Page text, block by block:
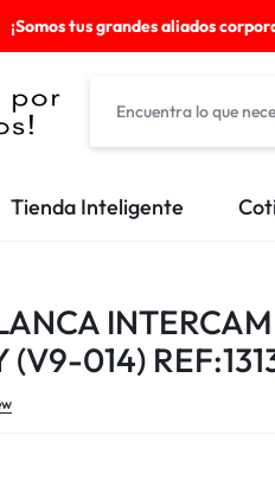
¡Somos tus grandes aliados
Tienda Inteligente
(V9-014)